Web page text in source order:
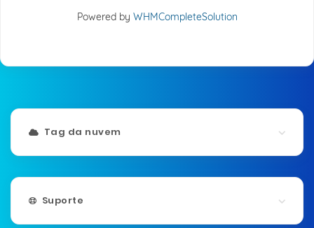
Powered by WHMCompleteSolution
Tag da nuvem
Suporte